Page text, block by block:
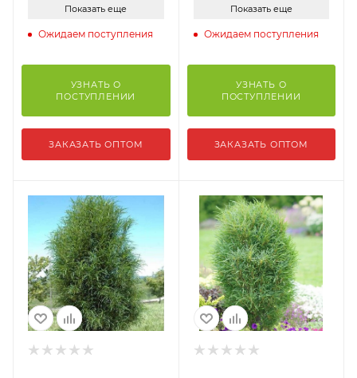
Показать еще
Ожидаем поступления
УЗНАТЬ О
ПОСТУПЛЕНИИ
ЗАКАЗАТЬ ОПТОМ
Показать еще
Ожидаем поступления
УЗНАТЬ О
ПОСТУПЛЕНИИ
ЗАКАЗАТЬ ОПТОМ